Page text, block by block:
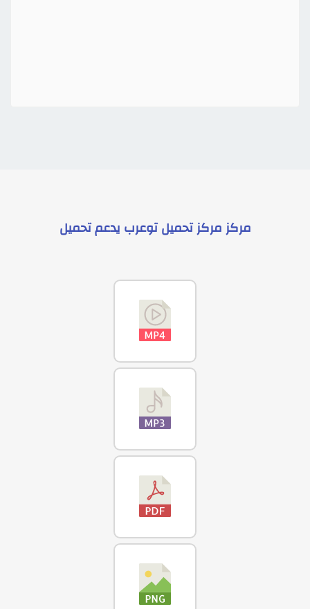
مركزمركز تحميل توعرب يدعمتحميل